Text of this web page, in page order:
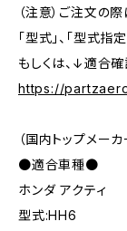
（注意）ご注文の
「型式」、「型式指
もしくは、↓適合
https://
（国内トップメー
●適合車種●
ホンダ アクティ
型式:HH6